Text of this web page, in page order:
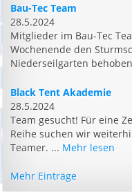
Bau-Tec Team
28.5.2024
Mitglieder im Bau-Tec
Wochenende den
Niederseilgarten
Black Tent Akademie
28.5.2024
Team gesucht! Für eine
Reihe suchen wir
Teamer. ... Mehr lesen
Mehr Einträge